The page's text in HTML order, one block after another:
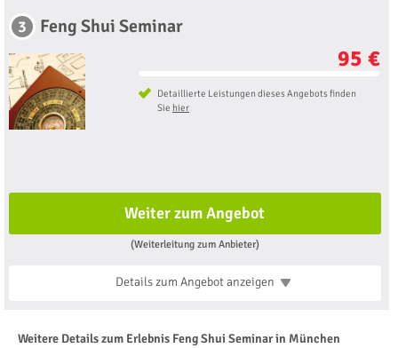
3 Feng Shui Seminar
95 €
Detaillierte Leistungen dieses Angebots finden
Sie hier
Weiter zum Angebot
(Weiterleitung zum Anbieter)
Details zum Angebotanzeigen
Weitere Details zum Erlebnis Feng Shui Seminar in München